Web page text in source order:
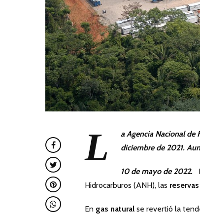
L
a Agencia Nacional de
diciembre de 2021.
10 de mayo de 2022.
Hidrocarburos (ANH), las
En gas natural se revertió la